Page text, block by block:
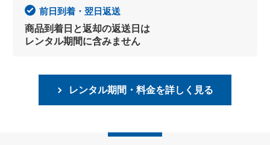
前日到着・翌日返送
商品到着日と返却の返送日は
レンタル期間に含みません
レンタル期間・料金を詳しく見る